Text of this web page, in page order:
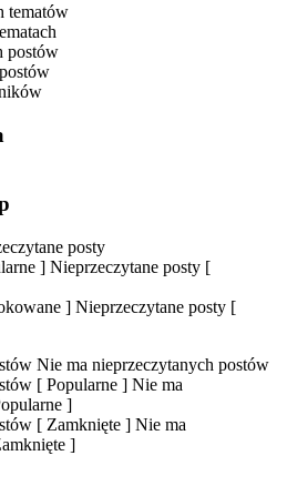
tematów
postów
posty
] Nieprzeczytane posty [
] Nieprzeczytane posty [
Nie ma nieprzeczytanych postów
[ Popularne ] Nie ma
]
[ Zamknięte ] Nie ma
]